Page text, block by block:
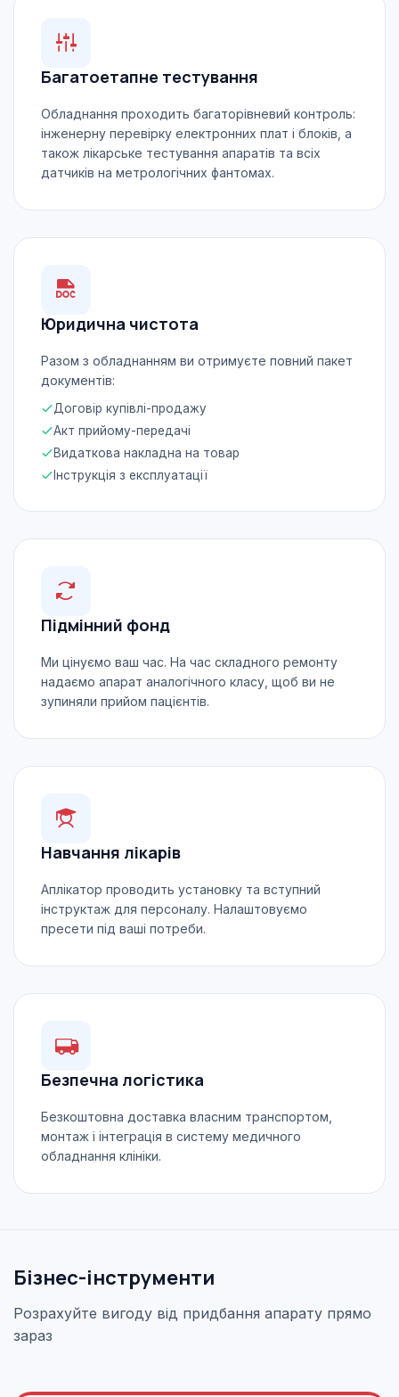
Багатоетапне тестування
Обладнання проходить багаторівневий контроль:
інженерну перевірку електронних плат і блоків, а
також лікарське тестування апаратів та всіх
датчиків на метрологічних фантомах.
Юридична чистота
Разом з обладнанням ви отримуєте повний пакет
документів:
Договір купівлі-продажу
Акт прийому-передачі
Видаткова накладна на товар
Інструкція з експлуатації
Підмінний фонд
Ми цінуємо ваш час. На час складного ремонту
надаємо апарат аналогічного класу, щоб ви не
зупиняли прийом пацієнтів.
Навчання лікарів
Аплікатор проводить установку та вступний
інструктаж для персоналу. Налаштовуємо
пресети під ваші потреби.
Безпечна логістика
Безкоштовна доставка власним транспортом,
монтаж і інтеграція в систему медичного
обладнання клініки.
Бізнес-інструменти
Розрахуйте вигоду від придбання апарату прямо
зараз